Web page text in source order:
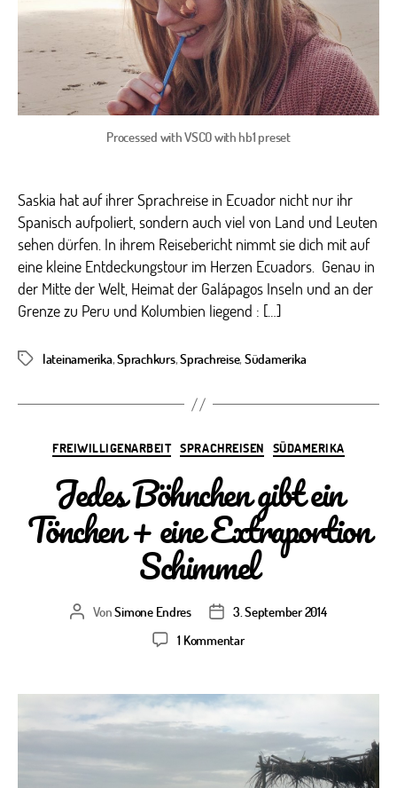
Processed with VSCO with hb1 preset
Saskia hat auf ihrer Sprachreise in Ecuador nicht nur ihr
Spanisch aufpoliert, sondern auch viel von Land und Leuten
sehen dürfen. In ihrem Reisebericht nimmt sie dich mit auf
eine kleine Entdeckungstour im Herzen Ecuadors. Genau in
der Mitte der Welt, Heimat der Galápagos Inseln und an der
Grenze zu Peru und Kolumbien liegend : […]
Schlagwörter
lateinamerika,Sprachkurs,Sprachreise, Südamerika
Kategorien
FREIWILLIGENARBEIT SPRACHREISEN SÜDAMERIKA
Jedes Böhnchen gibt ein
Tönchen + eine Extraportion
Schimmel
Beitragsautor
VonSimone Endres Veröffentlichungsdatum
3. September 2014
1 Kommentarzu
gibt
Tönchen
eine